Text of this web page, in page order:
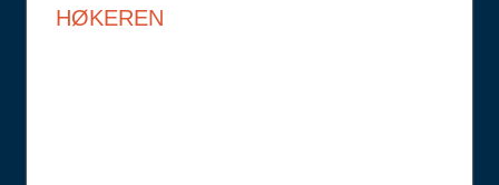
HØKEREN